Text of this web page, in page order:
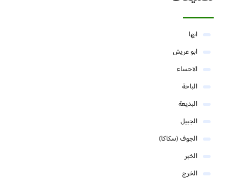
ابها
ابو عريش
الاحساء
الباحة
البديعة
الجبيل
الجوف (سكاكا)
الخبر
الخرج